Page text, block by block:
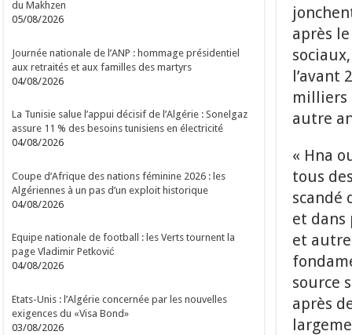
après
l’avant
milliers
autre
« Hna
tous
scandé
et dans
et
source
après
du Makhzen
05/08/2026
Journée nationale de l’ANP : hommage présidentiel
aux retraités et aux familles des martyrs
04/08/2026
La Tunisie salue l’appui décisif de l’Algérie : Sonelgaz
assure 11 % des besoins tunisiens en électricité
04/08/2026
Coupe d’Afrique des nations féminine 2026 : les
Algériennes à un pas d’un exploit historique
04/08/2026
Equipe nationale de football : les Verts tournent la
page Vladimir Petković
04/08/2026
Etats-Unis : l’Algérie concernée par les nouvelles
exigences du «Visa Bond»
03/08/2026